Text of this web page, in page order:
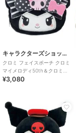
キャラクターズショップ ラフラフ
クロミ フェイスポーチ クロミ
マイメロディ50th＆クロミ
20th
¥3,080